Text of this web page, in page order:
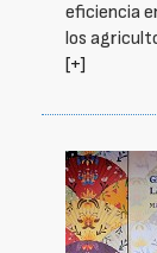
eficiencia
los
[+]